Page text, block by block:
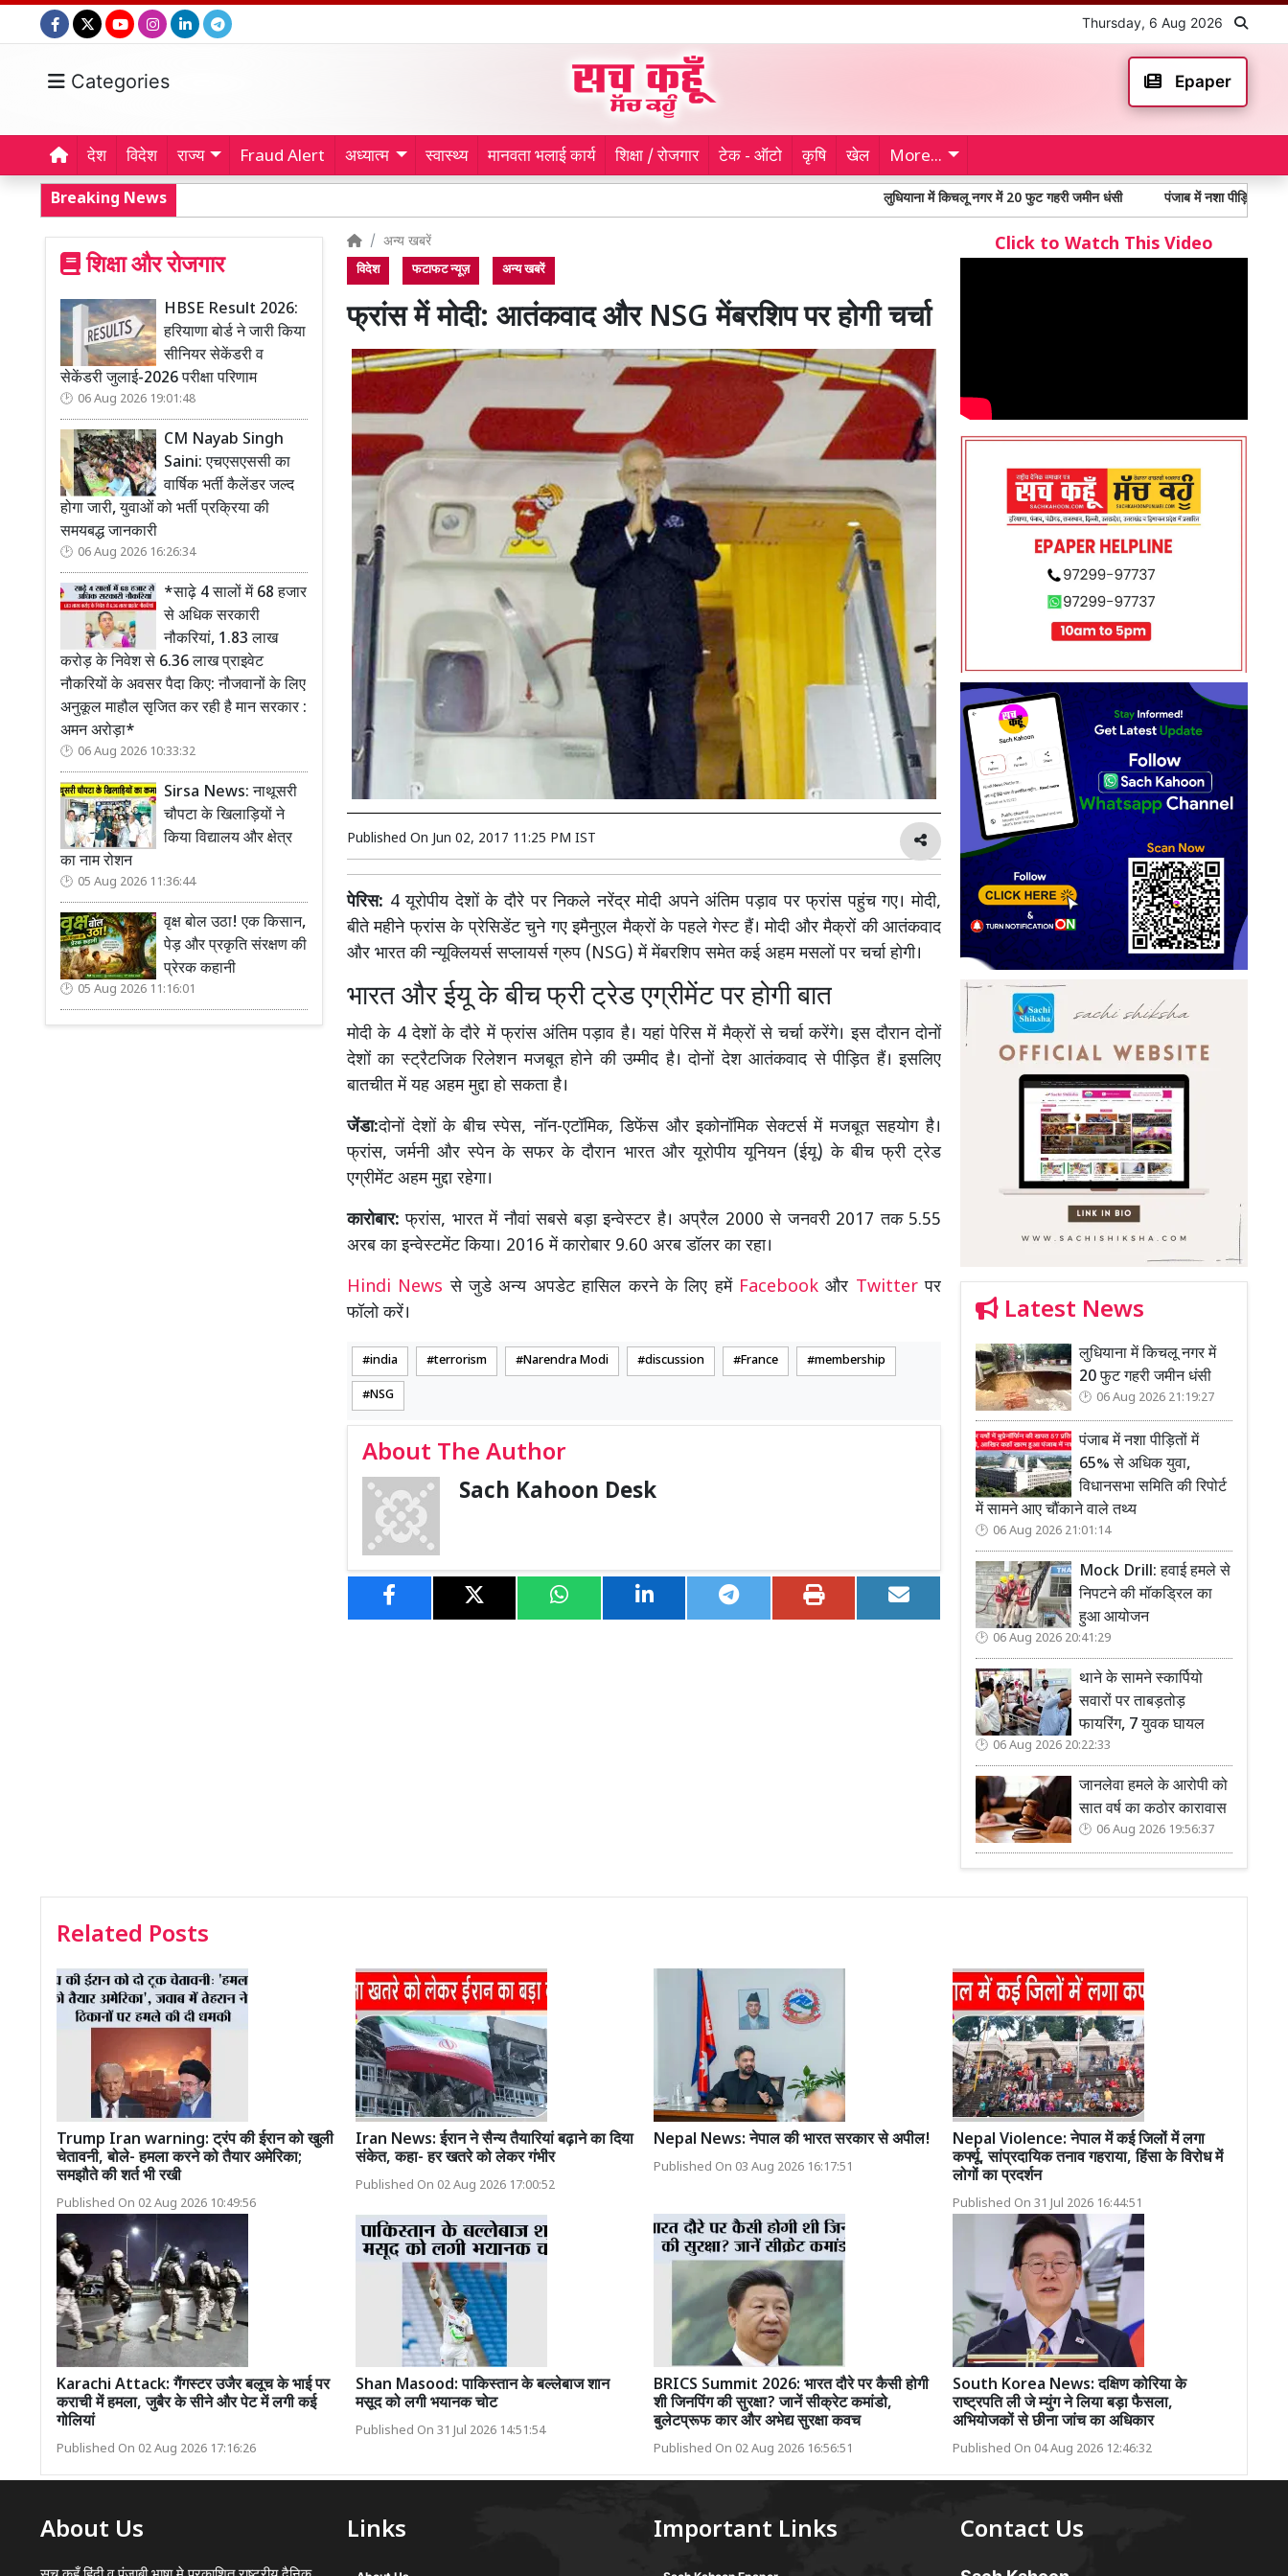
Thursday, 6 Aug 2026
Categories Epaper
देश विदेश राज्य Fraud Alert अध्यात्म स्वास्थ्य मानवता भलाई कार्य शिक्षा / रोजगार टेक - ऑटो कृषि खेल More...
Breaking News लुधियाना में किचलू नगर में 20 फुट गहरी जमीन धंसी पंजाब में नशा पीड़ितों में 65% से अधिक
शिक्षा और रोजगार
HBSE Result 2026:
हरियाणा बोर्ड ने जारी किया
सीनियर सेकेंडरी व
सेकेंडरी जुलाई-2026 परीक्षा परिणाम
06 Aug 2026 19:01:48
CM Nayab Singh
Saini: एचएसएससी का
वार्षिक भर्ती कैलेंडर जल्द
होगा जारी, युवाओं को भर्ती प्रक्रिया की
समयबद्ध जानकारी
06 Aug 2026 16:26:34
*साढ़े 4 सालों में 68 हजार
से अधिक सरकारी
नौकरियां, 1.83 लाख
करोड़ के निवेश से 6.36 लाख प्राइवेट
नौकरियों के अवसर पैदा किए: नौजवानों के लिए
अनुकूल माहौल सृजित कर रही है मान सरकार :
अमन अरोड़ा*
06 Aug 2026 10:33:32
Sirsa News: नाथूसरी
चौपटा के खिलाड़ियों ने
किया विद्यालय और क्षेत्र
का नाम रोशन
05 Aug 2026 11:36:44
वृक्ष बोल उठा! एक किसान,
पेड़ और प्रकृति संरक्षण की
प्रेरक कहानी
05 Aug 2026 11:16:01
अन्य खबरें
विदेश फटाफट न्यूज़ अन्य खबरें
फ्रांस में मोदी: आतंकवाद और NSG मेंबरशिप पर होगी चर्चा
Published On Jun 02, 2017 11:25 PM IST
पेरिस: 4 यूरोपीय देशों के दौरे पर निकले नरेंद्र मोदी अपने अंतिम पड़ाव पर फ्रांस पहुंच गए। मोदी,
बीते महीने फ्रांस के प्रेसिडेंट चुने गए इमैनुएल मैक्रों के पहले गेस्ट हैं। मोदी और मैक्रों की आतंकवाद
और भारत की न्यूक्लियर्स सप्लायर्स ग्रुप (NSG) में मेंबरशिप समेत कई अहम मसलों पर चर्चा होगी।
भारत और ईयू के बीच फ्री ट्रेड एग्रीमेंट पर होगी बात
मोदी के 4 देशों के दौरे में फ्रांस अंतिम पड़ाव है। यहां पेरिस में मैक्रों से चर्चा करेंगे। इस दौरान दोनों
देशों का स्ट्रैटजिक रिलेशन मजबूत होने की उम्मीद है। दोनों देश आतंकवाद से पीड़ित हैं। इसलिए
बातचीत में यह अहम मुद्दा हो सकता है।
जेंडा:दोनों देशों के बीच स्पेस, नॉन-एटॉमिक, डिफेंस और इकोनॉमिक सेक्टर्स में मजबूत सहयोग है।
फ्रांस, जर्मनी और स्पेन के सफर के दौरान भारत और यूरोपीय यूनियन (ईयू) के बीच फ्री ट्रेड
एग्रीमेंट अहम मुद्दा रहेगा।
कारोबार: फ्रांस, भारत में नौवां सबसे बड़ा इन्वेस्टर है। अप्रैल 2000 से जनवरी 2017 तक 5.55
अरब का इन्वेस्टमेंट किया। 2016 में कारोबार 9.60 अरब डॉलर का रहा।
Hindi Newsसे जुडे अन्य अपडेट हासिल करने के लिए हमें Facebookऔर Twitterपर
फॉलो करें।
india terrorism Narendra Modi discussion France membership
NSG
About The Author
Sach Kahoon Desk
Click to Watch This Video
Latest News
लुधियाना में किचलू नगर में
20 फुट गहरी जमीन धंसी
06 Aug 2026 21:19:27
पंजाब में नशा पीड़ितों में
65% से अधिक युवा,
विधानसभा समिति की रिपोर्ट
में सामने आए चौंकाने वाले तथ्य
06 Aug 2026 21:01:14
Mock Drill: हवाई हमले से
निपटने की मॉकड्रिल का
हुआ आयोजन
06 Aug 2026 20:41:29
थाने के सामने स्कार्पियो
सवारों पर ताबड़तोड़
फायरिंग, 7 युवक घायल
06 Aug 2026 20:22:33
जानलेवा हमले के आरोपी को
सात वर्ष का कठोर कारावास
06 Aug 2026 19:56:37
Related Posts
Trump Iran warning: ट्रंप की ईरान को खुली
चेतावनी, बोले- हमला करने को तैयार अमेरिका;
समझौते की शर्त भी रखी
Published On 02 Aug 2026 10:49:56
Iran News: ईरान ने सैन्य तैयारियां बढ़ाने का दिया
संकेत, कहा- हर खतरे को लेकर गंभीर
Published On 02 Aug 2026 17:00:52
Nepal News: नेपाल की भारत सरकार से अपील!
Published On 03 Aug 2026 16:17:51
Nepal Violence: नेपाल में कई जिलों में लगा
कर्फ्यू, सांप्रदायिक तनाव गहराया, हिंसा के विरोध में
लोगों का प्रदर्शन
Published On 31 Jul 2026 16:44:51
Karachi Attack: गैंगस्टर उजैर बलूच के भाई पर
कराची में हमला, जुबैर के सीने और पेट में लगी कई
गोलियां
Published On 02 Aug 2026 17:16:26
Shan Masood: पाकिस्तान के बल्लेबाज शान
मसूद को लगी भयानक चोट
Published On 31 Jul 2026 14:51:54
BRICS Summit 2026: भारत दौरे पर कैसी होगी
शी जिनपिंग की सुरक्षा? जानें सीक्रेट कमांडो,
बुलेटप्रूफ कार और अभेद्य सुरक्षा कवच
Published On 02 Aug 2026 16:56:51
South Korea News: दक्षिण कोरिया के
राष्ट्रपति ली जे म्युंग ने लिया बड़ा फैसला,
अभियोजकों से छीना जांच का अधिकार
Published On 04 Aug 2026 12:46:32
About Us Links Important Links Contact Us